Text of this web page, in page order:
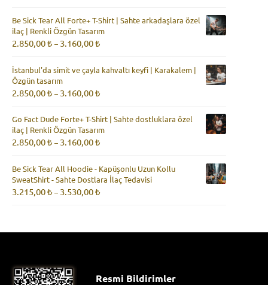
-
3.160,00 ₺
Be Sick Tear All Forte+ T-Shirt | Sahte arkadaşlara özel
ilaç | Renkli Özgün Tasarım
2.850,00₺ – 3.160,00₺
İstanbul'da simit ve çayla kahvaltı keyfi | Karakalem |
Özgün tasarım
2.850,00₺ – 3.160,00₺
-
3.160,00 ₺
Go Fact Dude Forte+ T-Shirt | Sahte dostluklara özel
ilaç | Renkli Özgün Tasarım
2.850,00₺ – 3.160,00₺
-
3.160,00 ₺
Be Sick Tear All Hoodie - Kapüşonlu Uzun Kollu
SweatShirt - Sahte Dostlara İlaç Tedavisi
3.215,00₺ – 3.530,00₺
Resmi Bildirimler